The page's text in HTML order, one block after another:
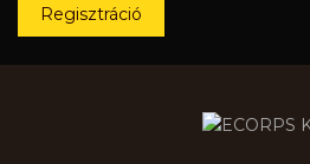
Regisztráció